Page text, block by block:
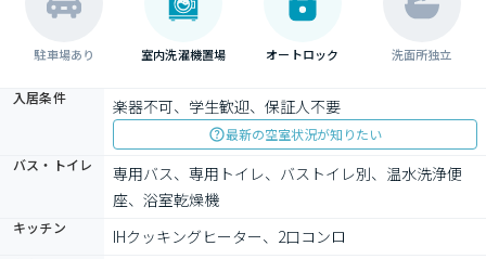
駐車場あり 室内洗濯機置場 オートロック 洗面所独立
入居条件 楽器不可、学生歓迎、保証人不要
最新の空室状況が知りたい
バス・トイレ
専用バス、専用トイレ、バストイレ別、温水洗浄便
座、浴室乾燥機
キッチン IHクッキングヒーター、2口コンロ